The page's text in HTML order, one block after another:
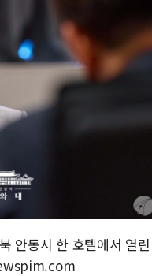
[코인시황
안동시 한 호텔에서 열